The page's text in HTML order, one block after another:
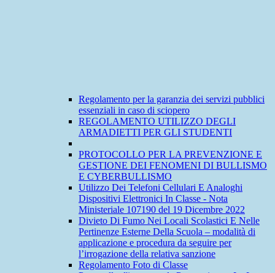
Regolamento per la garanzia dei servizi pubblici
essenziali in caso di sciopero
REGOLAMENTO UTILIZZO DEGLI
ARMADIETTI PER GLI STUDENTI
PROTOCOLLO PER LA PREVENZIONE E
GESTIONE DEI FENOMENI DI BULLISMO
E CYBERBULLISMO
Utilizzo Dei Telefoni Cellulari E Analoghi
Dispositivi Elettronici In Classe - Nota
Ministeriale 107190 del 19 Dicembre 2022
Divieto Di Fumo Nei Locali Scolastici E Nelle
Pertinenze Esterne Della Scuola – modalità di
applicazione e procedura da seguire per
l’irrogazione della relativa sanzione
Regolamento Foto di Classe